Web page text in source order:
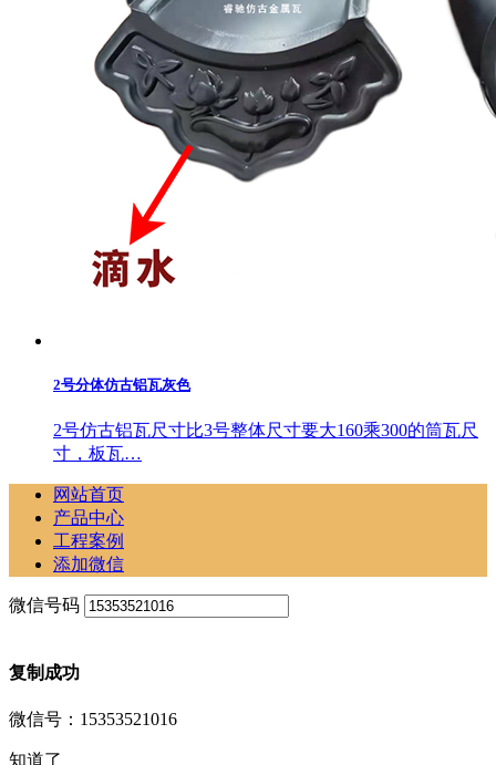
2号分体仿古铝瓦灰色
2号仿古铝瓦尺寸比3号整体尺寸要大160乘300的筒瓦尺
寸，板瓦…
网站首页
产品中心
工程案例
添加微信
微信号码
复制成功
微信号：15353521016
知道了